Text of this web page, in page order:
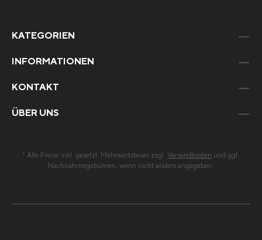
KATEGORIEN
INFORMATIONEN
KONTAKT
ÜBER UNS
* Alle Preise inkl. gesetzl. Mehrwertsteuer zzgl. Versandkosten und ggf.
Nachnahmegebühren, wenn nicht anders angegeben.